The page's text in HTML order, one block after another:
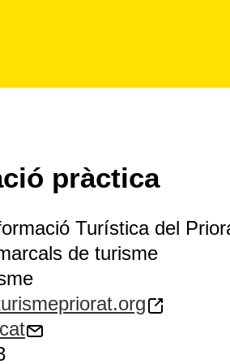
pràctica
Turística del
de turisme